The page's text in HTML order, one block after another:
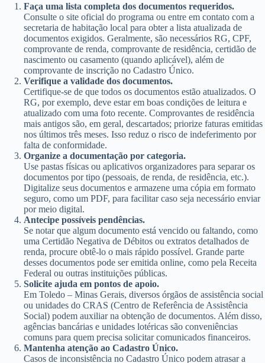
Faça uma lista completa dos documentos requeridos.
Consulte o site oficial do programa ou entre em contato com a
secretaria de habitação local para obter a lista atualizada de
documentos exigidos. Geralmente, são necessários RG, CPF,
comprovante de renda, comprovante de residência, certidão de
nascimento ou casamento (quando aplicável), além de
comprovante de inscrição no Cadastro Único.
Verifique a validade dos documentos.
Certifique-se de que todos os documentos estão atualizados. O
RG, por exemplo, deve estar em boas condições de leitura e
atualizado com uma foto recente. Comprovantes de residência
mais antigos são, em geral, descartados; priorize faturas emitidas
nos últimos três meses. Isso reduz o risco de indeferimento por
falta de conformidade.
Organize a documentação por categoria.
Use pastas físicas ou aplicativos organizadores para separar os
documentos por tipo (pessoais, de renda, de residência, etc.).
Digitalize seus documentos e armazene uma cópia em formato
seguro, como um PDF, para facilitar caso seja necessário enviar
por meio digital.
Antecipe possíveis pendências.
Se notar que algum documento está vencido ou faltando, como
uma Certidão Negativa de Débitos ou extratos detalhados de
renda, procure obtê-lo o mais rápido possível. Grande parte
desses documentos pode ser emitida online, como pela Receita
Federal ou outras instituições públicas.
Solicite ajuda em pontos de apoio.
Em Toledo – Minas Gerais, diversos órgãos de assistência social
ou unidades do CRAS (Centro de Referência de Assistência
Social) podem auxiliar na obtenção de documentos. Além disso,
agências bancárias e unidades lotéricas são conveniências
comuns para quem precisa solicitar comunicados financeiros.
Mantenha atenção ao Cadastro Único.
Casos de inconsistência no Cadastro Único podem atrasar a